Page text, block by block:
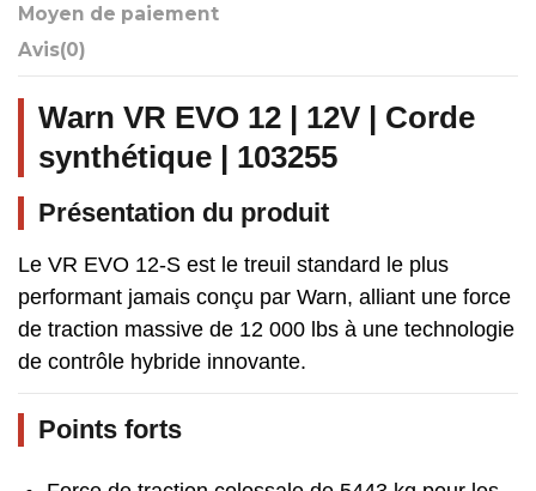
Moyen de paiement
Avis(0)
Warn VR EVO 12 | 12V | Corde
synthétique | 103255
Présentation du produit
Le VR EVO 12-S est le treuil standard le plus
performant jamais conçu par Warn, alliant une force
de traction massive de 12 000 lbs à une technologie
de contrôle hybride innovante.
Points forts